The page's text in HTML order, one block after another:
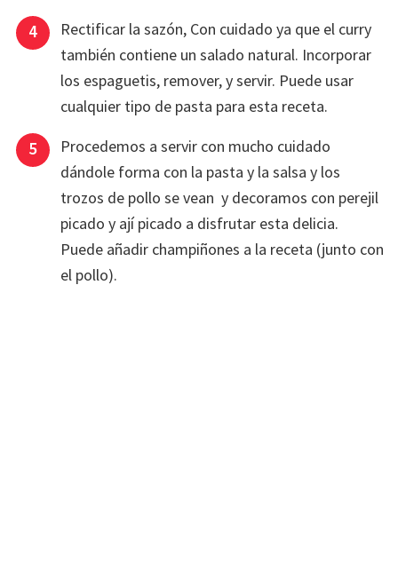
Rectificar la sazón, Con cuidado ya que el curry
también contiene un salado natural. Incorporar
los espaguetis, remover, y servir. Puede usar
cualquier tipo de pasta para esta receta.
Procedemos a servir con mucho cuidado
dándole forma con la pasta y la salsa y los
trozos de pollo se vean y decoramos con perejil
picado y ají picado a disfrutar esta delicia.
Puede añadir champiñones a la receta (junto con
el pollo).